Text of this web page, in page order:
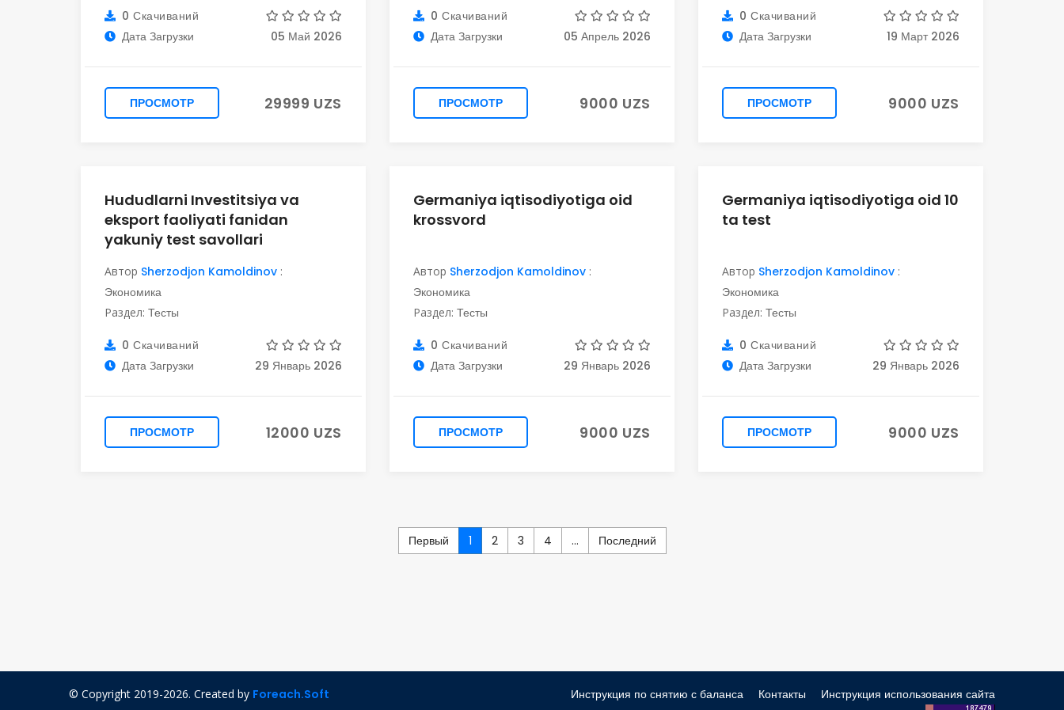
0 Скачиваний
Дата Загрузки
05 Май 2026
ПРОСМОТР 29999 UZS
0 Скачиваний
Дата Загрузки
05 Апрель 2026
ПРОСМОТР 9000 UZS
0 Скачиваний
Дата Загрузки
19 Март 2026
ПРОСМОТР 9000 UZS
Hududlarni Investitsiya va
eksport faoliyati fanidan
yakuniy test savollari
Автор Sherzodjon Kamoldinov :
Экономика
Раздел: Тесты
0 Скачиваний
Дата Загрузки
29 Январь 2026
ПРОСМОТР 12000 UZS
Germaniya iqtisodiyotiga oid
krossvord
Автор Sherzodjon Kamoldinov :
Экономика
Раздел: Тесты
0 Скачиваний
Дата Загрузки
29 Январь 2026
ПРОСМОТР 9000 UZS
Germaniya iqtisodiyotiga oid 10
ta test
Автор Sherzodjon Kamoldinov :
Экономика
Раздел: Тесты
0 Скачиваний
Дата Загрузки
29 Январь 2026
ПРОСМОТР 9000 UZS
Первый 1 2 3 4 ... Последний
© Copyright 2019-2026. Created by Foreach.Soft Инструкция по снятию с баланса Контакты
Инструкция использования сайта